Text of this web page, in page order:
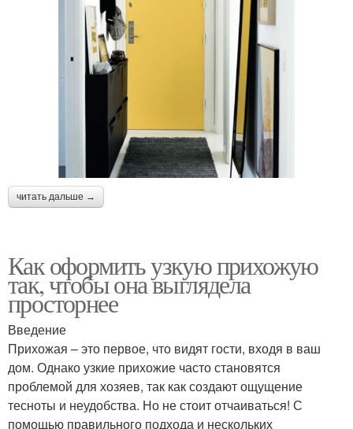
читать дальше →
Как оформить узкую прихожую
так, чтобы она выглядела
просторнее
Введение
Прихожая – это первое, что видят гости, входя в ваш
дом. Однако узкие прихожие часто становятся
проблемой для хозяев, так как создают ощущение
тесноты и неудобства. Но не стоит отчаиваться! С
помощью правильного подхода и нескольких